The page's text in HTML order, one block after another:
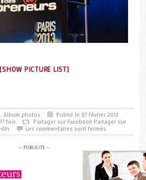
[SHOW PICTURE LIST]
, Album photos
Publié le 07 février 2013
fois
Partager sur Facebook Partager sur
Les commentaires sont fermés
-- PUBLICITE --